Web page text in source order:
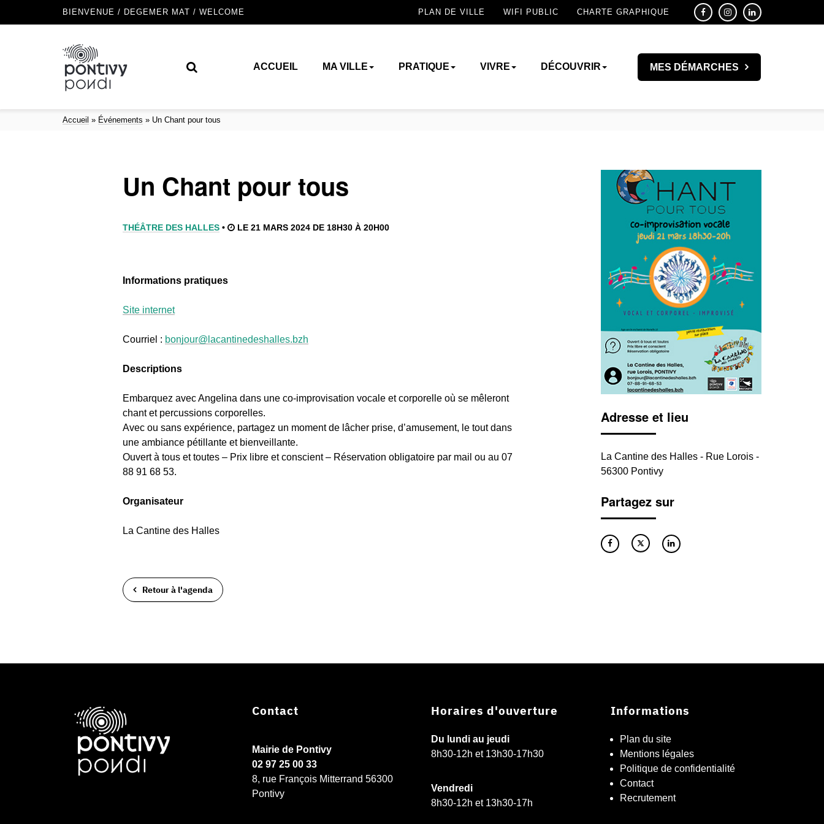
BIENVENUE / DEGEMER MAT / WELCOME PLAN DE VILLE WIFI PUBLIC CHARTE GRAPHIQUE
ACCUEIL MA VILLE PRATIQUE VIVRE DÉCOUVRIR MES DÉMARCHES
Accueil » Événements » Un Chant pour tous
Un Chant pour tous
THÉÂTRE DES HALLES• LE 21 MARS 2024 DE 18H30 À 20H00
Informations pratiques
Site internet
Courriel : bonjour@lacantinedeshalles.bzh
Descriptions
Embarquez avec Angelina dans une co-improvisation vocale et corporelle où se mêleront
chant et percussions corporelles.
Avec ou sans expérience, partagez un moment de lâcher prise, d’amusement, le tout dans
une ambiance pétillante et bienveillante.
Ouvert à tous et toutes – Prix libre et conscient – Réservation obligatoire par mail ou au 07
88 91 68 53.
Organisateur
La Cantine des Halles
Retour à l'agenda
Adresse et lieu
La Cantine des Halles - Rue Lorois -
56300 Pontivy
Partagez sur
Contact
Mairie de Pontivy
02 97 25 00 33
8, rue François Mitterrand 56300
Pontivy
Horaires d'ouverture
Du lundi au jeudi
8h30-12h et 13h30-17h30
Vendredi
8h30-12h et 13h30-17h
Informations
Plan du site
Mentions légales
Politique de confidentialité
Contact
Recrutement